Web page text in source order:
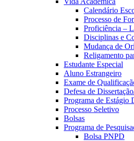
Calendário
Processo de
Proficiência –
Disciplinas e
Mudança de
Religamento
Estudante Especial
Aluno Estrangeiro
Exame de
Defesa de
Programa de Estágio
Processo Seletivo
Bolsas
Programa de
Bolsa PNPD